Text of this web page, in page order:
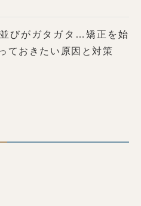
びがガタガタ…矯正を始
ておきたい原因と対策